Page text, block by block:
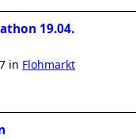
19.04.
in Flohmarkt